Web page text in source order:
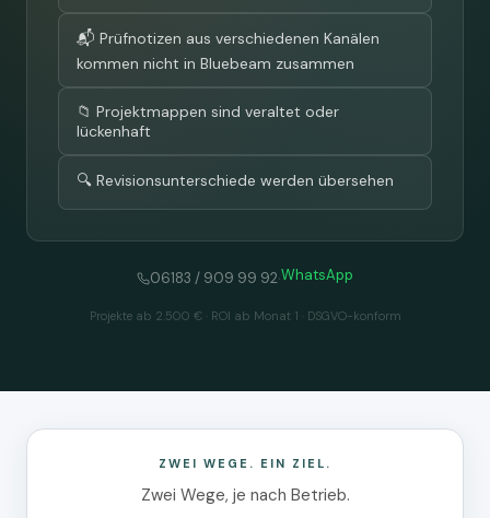
📬 Prüfnotizen aus verschiedenen Kanälen
kommen nicht in Bluebeam zusammen
📁 Projektmappen sind veraltet oder
lückenhaft
🔍 Revisionsunterschiede werden übersehen
06183 / 909 99 92·WhatsApp
Projekte ab 2.500 € · ROI ab Monat 1 · DSGVO-konform
ZWEI WEGE. EIN ZIEL.
Zwei Wege, je nach Betrieb.